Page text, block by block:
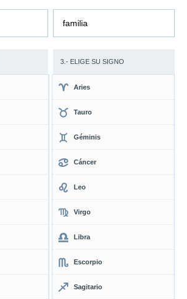
familia
3.- ELIGE SU SIGNO
Aries
Tauro
Géminis
Cáncer
Leo
Virgo
Libra
Escorpio
Sagitario